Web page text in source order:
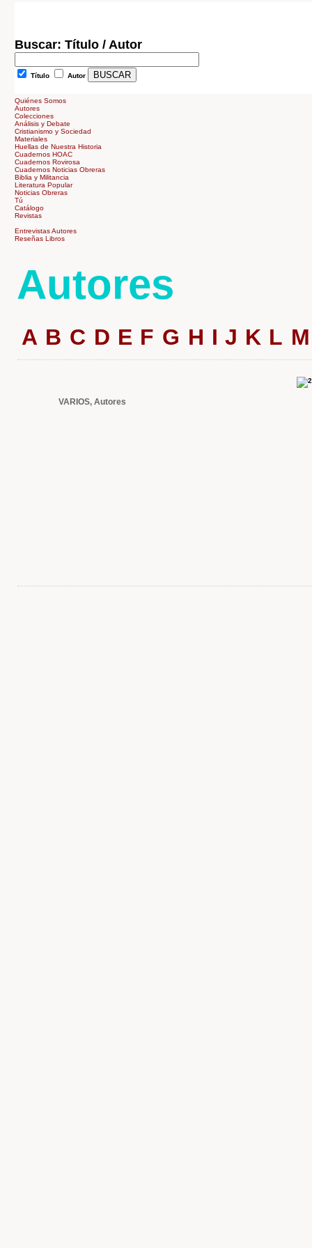
Buscar: Título / Autor
Título Autor
Quiénes Somos
Autores
Colecciones
Análisis y Debate
Cristianismo y Sociedad
Materiales
Huellas de Nuestra Historia
Cuadernos HOAC
Cuadernos Rovirosa
Cuadernos Noticias Obreras
Biblia y Militancia
Literatura Popular
Noticias Obreras
Tú
Catálogo
Revistas
Entrevistas Autores
Reseñas Libros
Autores
A B C D E F G H I J K L M
VARIOS, Autores